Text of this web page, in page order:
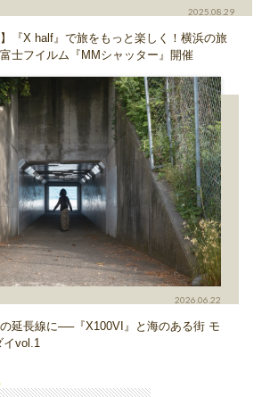
2025.08.29
】『X half』で旅をもっと楽しく！横浜の旅
士フイルム『MMシャッター』開催
2026.06.22
延長線に──『X100VI』と海のある街 モ
イvol.1